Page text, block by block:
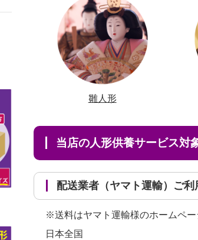
雛人形
当店の人形供養サービス対
配送業者（ヤマト運輸）ご
※送料はヤマト運輸様のホームペー
日本全国